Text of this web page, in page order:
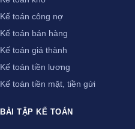
Kế toán công nợ
Kế toán bán hàng
Kế toán giá thành
Kế toán tiền lương
Kế toán tiền mặt, tiền gửi
BÀI TẬP KẾ TOÁN